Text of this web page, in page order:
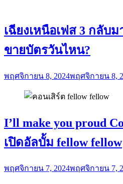
เฉียงเหนือเฟส 3 กลับ
ขายบัตรวันไหน?
พฤศจิกายน 8, 2024พฤศจิกายน 8,
I’ll make you proud
เปิดอัลบั้ม fellow fellow
พฤศจิกายน 7, 2024พฤศจิกายน 7,